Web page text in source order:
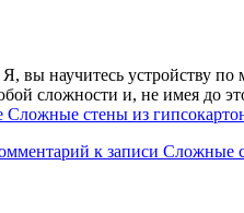
вы научитесь устройству
сложности и, не имея до
Сложные стены из
к записи Сложные